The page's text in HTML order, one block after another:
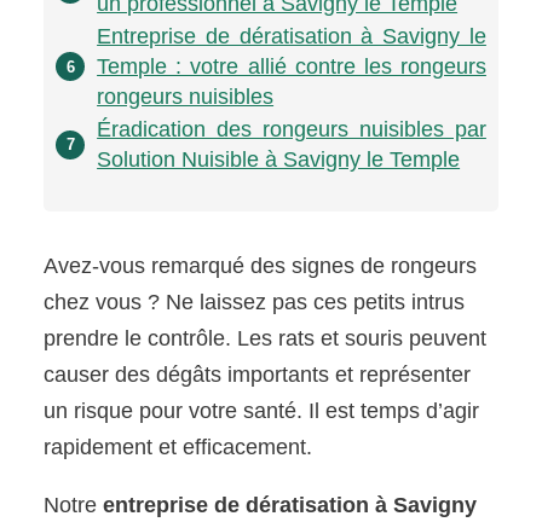
6
Entreprise de dératisation à Savigny le
Temple : votre allié contre les rongeurs
rongeurs nuisibles
7
Éradication des rongeurs nuisibles par
Solution Nuisible à Savigny le Temple
Avez-vous remarqué des signes de rongeurs
chez vous ? Ne laissez pas ces petits intrus
prendre le contrôle. Les rats et souris peuvent
causer des dégâts importants et représenter
un risque pour votre santé. Il est temps d’agir
rapidement et efficacement.
Notreentreprise de dératisation à Savigny